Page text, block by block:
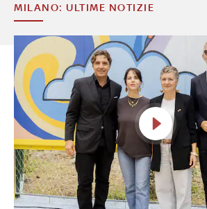
MILANO: ULTIME NOTIZIE